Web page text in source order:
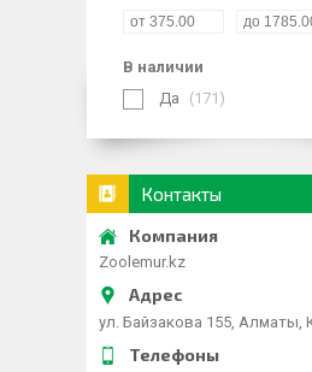
В наличии
Да
171
Контакты
Zoolemur.kz
ул. Байзакова 155, Алматы,